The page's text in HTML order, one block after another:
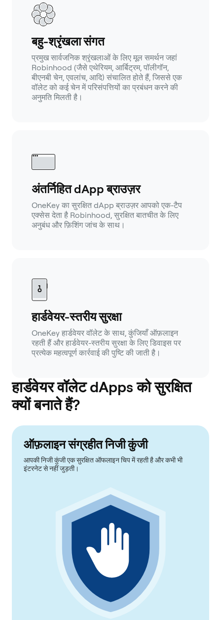
बहु-श्रृंखला संगत
प्रमुख सार्वजनिक श्रृंखलाओं के लिए मूल समर्थन जहां
Robinhood (जैसे एथेरियम, आर्बिट्रम, पॉलीगॉन,
बीएनबी चेन, एवलांच, आदि) संचालित होते हैं, जिससे एक
वॉलेट को कई चेन में परिसंपत्तियों का प्रबंधन करने की
अनुमति मिलती है।
अंतर्निहित dApp ब्राउज़र
OneKey का सुरक्षित dApp ब्राउज़र आपको एक-टैप
एक्सेस देता है Robinhood, सुरक्षित बातचीत के लिए
अनुबंध और फ़िशिंग जांच के साथ।
हार्डवेयर-स्तरीय सुरक्षा
OneKey हार्डवेयर वॉलेट के साथ, कुंजियाँ ऑफ़लाइन
रहती हैं और हार्डवेयर-स्तरीय सुरक्षा के लिए डिवाइस पर
प्रत्येक महत्वपूर्ण कार्रवाई की पुष्टि की जाती है।
हार्डवेयर वॉलेट dApps को सुरक्षित
क्यों बनाते हैं?
ऑफ़लाइन संग्रहीत निजी कुंजी
आपकी निजी कुंजी एक सुरक्षित ऑफलाइन चिप में रहती है और कभी भी
इंटरनेट से नहीं जुड़ती।